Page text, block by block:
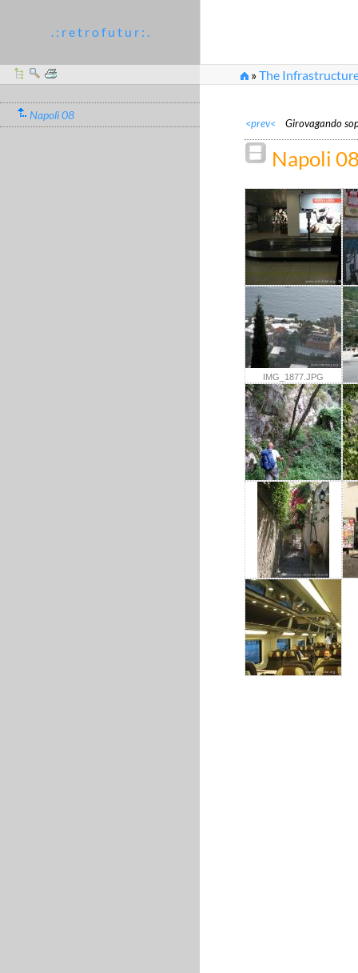
. : r e t r o f u t u r : .
»The
Napoli 08
<prev< Girovagando
Napoli
IMG_1468.JPG
IMG_1877.JPG
IMG_1967.JPG
IMG_1989.JPG